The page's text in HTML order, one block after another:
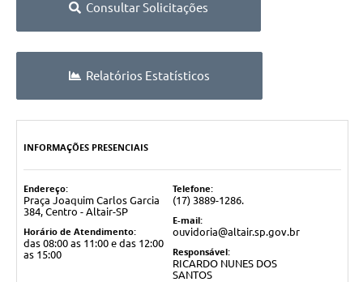
Consultar Solicitações
Relatórios Estatísticos
INFORMAÇÕES PRESENCIAIS
Endereço:
Praça Joaquim Carlos Garcia
384, Centro - Altair-SP
Horário de Atendimento:
das 08:00 as 11:00 e das 12:00
as 15:00
Telefone:
(17) 3889-1286.
E-mail:
ouvidoria@altair.sp.gov.br
Responsável:
RICARDO NUNES DOS
SANTOS